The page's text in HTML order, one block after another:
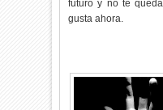
futuro y no te
gusta ahora.